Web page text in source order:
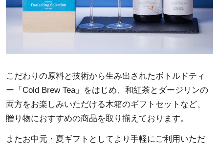
こだわりの原料と技術から生み出されたボトルドティ
ー「Cold Brew Tea」をはじめ、和紅茶とダージリンの
両方をお楽しみいただける木箱のギフトセットなど、
贈り物におすすめの商品を取り揃えております。
またお中元・夏ギフトとしてより手軽にご利用いただ